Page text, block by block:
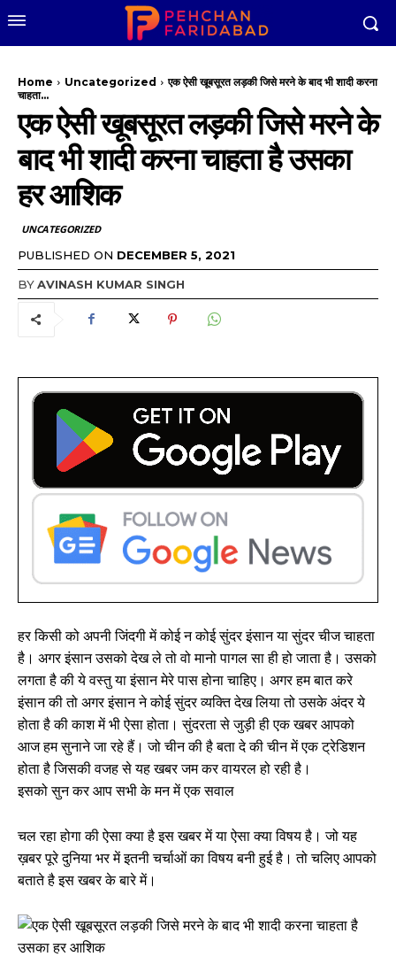
Home Uncategorized
एक ऐसी खूबसूरत लड़की जिसे मरने के बाद भी शादी करना
चाहता...
एक ऐसी खूबसूरत लड़की जिसे मरने के
बाद भी शादी करना चाहता है उसका
हर आशिक
UNCATEGORIZED
PUBLISHED ON DECEMBER 5, 2021
BYAVINASH KUMAR SINGH
हर किसी को अपनी जिंदगी में कोई न कोई सुंदर इंसान या सुंदर चीज चाहता
है। अगर इंसान उसको देख ले तो वो मानो पागल सा ही हो जाता है। उसको
लगता है की ये वस्तु या इंसान मेरे पास होना चाहिए। अगर हम बात करे
इंसान की तो अगर इंसान ने कोई सुंदर व्यक्ति देख लिया तो उसके अंदर ये
होता है की काश में भी ऐसा होता। सुंदरता से जुड़ी ही एक खबर आपको
आज हम सुनाने जा रहे हैं। जो चीन की है बता दे की चीन में एक ट्रेडिशन
होता है जिसकी वजह से यह खबर जम कर वायरल हो रही है।
इसको सुन कर आप सभी के मन में एक सवाल
चल रहा होगा की ऐसा क्या है इस खबर में या ऐसा क्या विषय है। जो यह
ख़बर पूरे दुनिया भर में इतनी चर्चाओं का विषय बनी हुई है। तो चलिए आपको
बताते है इस खबर के बारे में।